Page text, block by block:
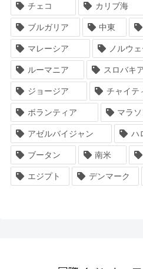
チェコ カリブ海
ブルガリア 中東
マレーシア ノルウ
ルーマニア スロバキ
ジョージア チャイテ
ボランティア マラ
アゼルバイジャン ハ
ブータン 南米
エジプト デンマーク